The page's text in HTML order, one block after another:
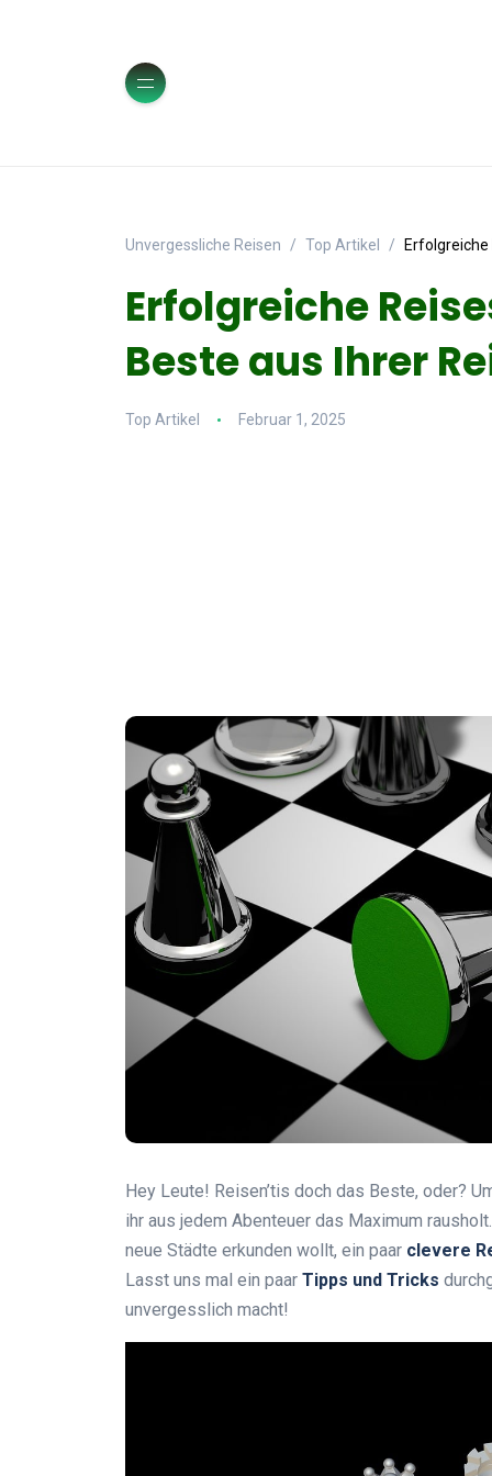
Unvergessliche Reisen Top Artikel Erfolgreiche
Erfolgreiche
Beste aus Ihrer
Top Artikel Februar 1, 2025
Hey Leute! Reisen’tis doch das Beste, oder?
ihr aus jedem Abenteuer das Maximum
neue Städte erkunden wollt, ein paar clevere
Lasst uns mal ein paar Tipps und Tricks
unvergesslich macht!